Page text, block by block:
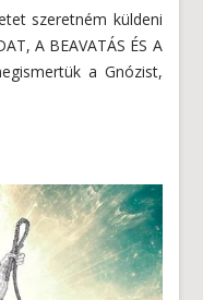
szeretném küldeni
A BEAVATÁS ÉS A
a Gnózist,